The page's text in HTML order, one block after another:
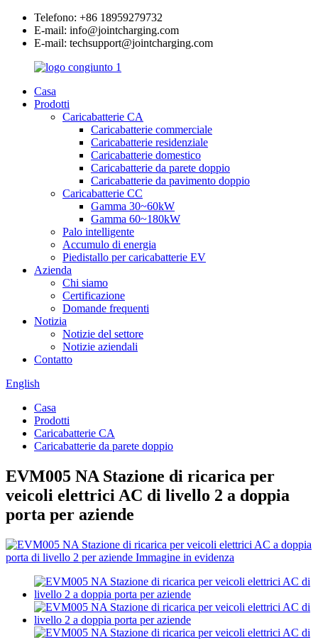
Telefono: +86 18959279732
E-mail: info@jointcharging.com
E-mail: techsupport@jointcharging.com
Casa
Prodotti
Caricabatterie CA
Caricabatterie commerciale
Caricabatterie residenziale
Caricabatterie domestico
Caricabatterie da parete doppio
Caricabatterie da pavimento doppio
Caricabatterie CC
Gamma 30~60kW
Gamma 60~180kW
Palo intelligente
Accumulo di energia
Piedistallo per caricabatterie EV
Azienda
Chi siamo
Certificazione
Domande frequenti
Notizia
Notizie del settore
Notizie aziendali
Contatto
English
Casa
Prodotti
Caricabatterie CA
Caricabatterie da parete doppio
EVM005 NA Stazione di ricarica per
veicoli elettrici AC di livello 2 a doppia
porta per aziende